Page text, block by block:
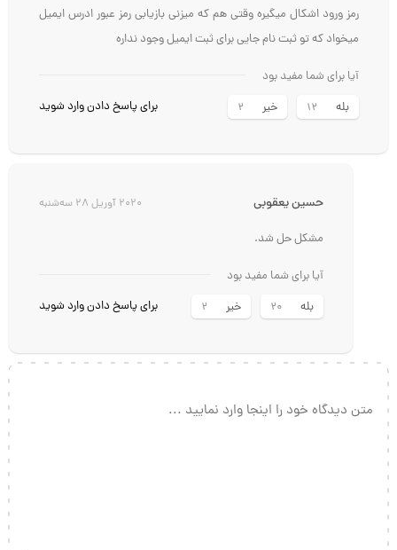
رمز ورود اشکال میگیره وقتی هم که میزنی بازیابی رمز عبور ادرس ایمیل
میخواد که تو ثبت نام جایی برای ثبت ایمیل وجود نداره
آیا برای شما مفید بود
بله
12 خیر 2 برای پاسخ دادن وارد شوید
حسين يعقوبي 2020 آوریل 28 سه‌شنبه
مشکل حل شد.
آیا برای شما مفید بود
بله
20 خیر 2 برای پاسخ دادن وارد شوید